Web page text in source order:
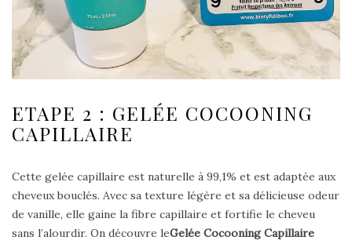
ETAPE 2 : GELÉE COCOONING
CAPILLAIRE
Cette gelée capillaire est naturelle à 99,1% et est adaptée aux
cheveux bouclés. Avec sa texture légère et sa délicieuse odeur
de vanille, elle gaine la fibre capillaire et fortifie le cheveu
sans l’alourdir. On découvre leGelée Cocooning Capillaire